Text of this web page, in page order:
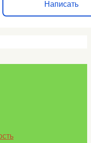
Написать